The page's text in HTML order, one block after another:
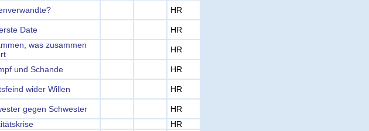
HR
Date HR
was zusammen
HR
und Schande HR
wider Willen HR
gegen Schwester HR
HR